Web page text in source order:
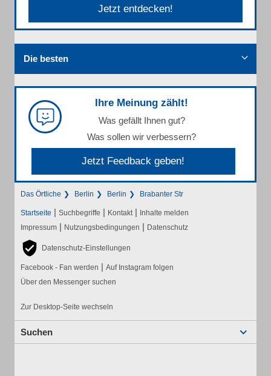
Jetzt entdecken!
Die besten
Ihre Meinung zählt!
Was gefällt Ihnen gut?
Was sollen wir verbessern?
Jetzt Feedback geben!
Das Örtliche Berlin Berlin Brabanter Str
Startseite | Suchbegriffe | Kontakt | Inhalte melden
Impressum | Nutzungsbedingungen | Datenschutz
Datenschutz-Einstellungen
Facebook - Fan werden | Auf Instagram folgen
Über den Messenger suchen
Zur Desktop-Seite wechseln
Suchen